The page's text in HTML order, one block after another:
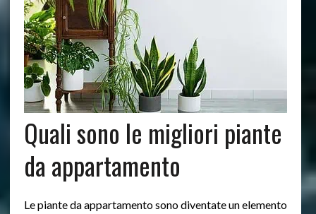
Quali sono le migliori piante
da appartamento
Le piante da appartamento sono diventate un elemento